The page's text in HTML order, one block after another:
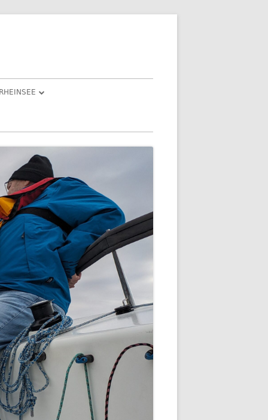
EINEM
LICHT
-
DIE FEIER(TAGE) 3. BIS 5. JANUAR
2022
DER DRITTE FEIERTAG –
EINMAL ANDERS